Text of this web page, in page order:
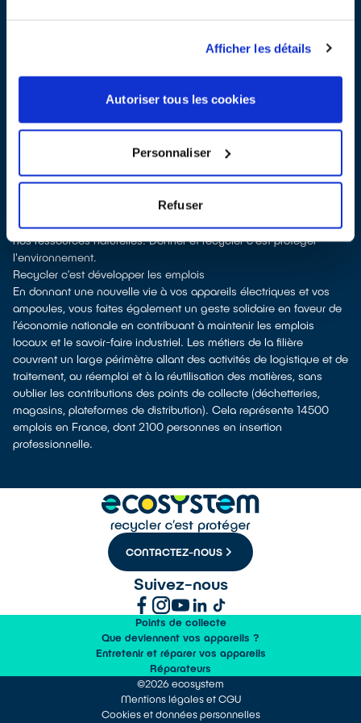
Afficher les détails
Autoriser tous les cookies
Personnaliser
Refuser
collectés afin que nous procédions à leur dépollution et leur
ressources naturelles
La fabrication d’équipements électriques neufs est génératrice de
appareil permet d’éviter la production de nouveaux produits en
alimentant le marché de la seconde main. Le recyclage permet
d'éviter l'extraction de matières premières brutes, leur
transformation et leur transport, en utilisant à la place des
matières recyclées, ce qui génère moins de pollution et préserve
nos ressources naturelles. Donner et recycler c'est protéger
l'environnement.
Recycler c’est développer les emplois
En donnant une nouvelle vie à vos appareils électriques et vos
ampoules, vous faites également un geste solidaire en faveur de
l’économie nationale en contribuant à maintenir les emplois
locaux et le savoir-faire industriel. Les métiers de la filière
couvrent un large périmètre allant des activités de logistique et de
traitement, au réemploi et à la réutilisation des matières, sans
oublier les contributions des points de collecte (déchetteries,
magasins, plateformes de distribution). Cela représente 14500
emplois en France, dont 2100 personnes en insertion
professionnelle.
CONTACTEZ-NOUS
Suivez-nous
Points de collecte
Que deviennent vos appareils ?
Entretenir et réparer vos appareils
Réparateurs
©2026 ecosystem
Mentions légales et CGU
Cookies et données personnelles